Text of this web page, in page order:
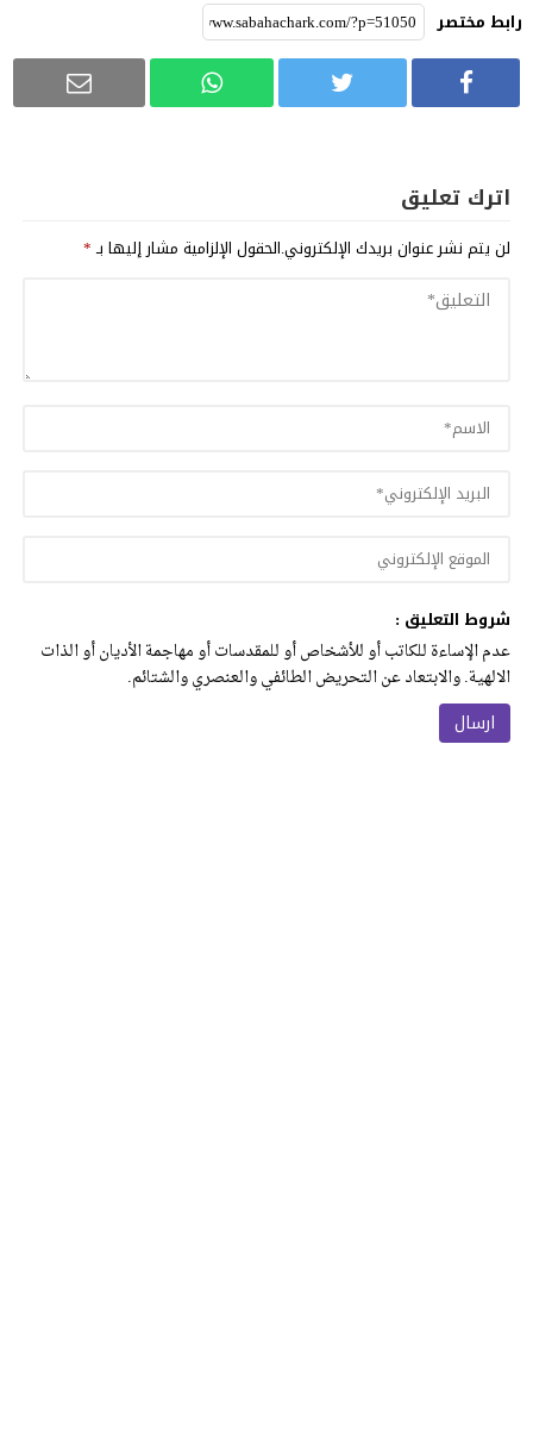
رابط مختصر
اترك تعليق
لن يتم نشر عنوان بريدك الإلكتروني.الحقول الإلزامية مشار إليها بـ*
شروط التعليق :
عدم الإساءة للكاتب أو للأشخاص أو للمقدسات أو مهاجمة الأديان أو الذات
الالهية. والابتعاد عن التحريض الطائفي والعنصري والشتائم.